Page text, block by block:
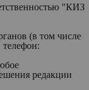
"КИЗ
(в том числе
телефон:
редакции